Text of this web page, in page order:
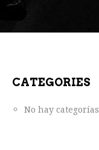
CATEGORIES
No hay categorías